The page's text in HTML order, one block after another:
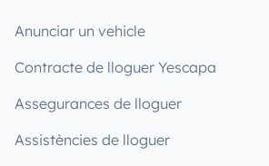
Anunciar un vehicle
Contracte de lloguer Yescapa
Assegurances de lloguer
Assistències de lloguer